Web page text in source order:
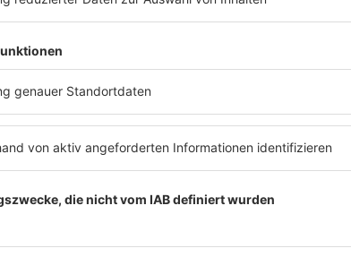
Text Daryl Hall.
mehr lesen